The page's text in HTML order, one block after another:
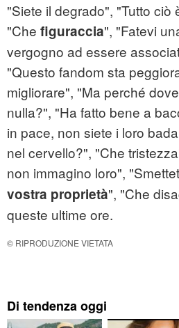
"Siete il degrado", "Tutto ciò
"Che figuraccia", "Fatevi
vergogno ad essere
"Questo fandom sta
migliorare", "Ma perché
nulla?", "Ha fatto bene a
in pace, non siete i loro
nel cervello?", "Che
non immagino loro",
vostra proprietà", "Che
queste ultime ore.
© RIPRODUZIONE VIETATA
Di tendenza oggi